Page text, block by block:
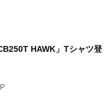
HAWK」Tシャツ登